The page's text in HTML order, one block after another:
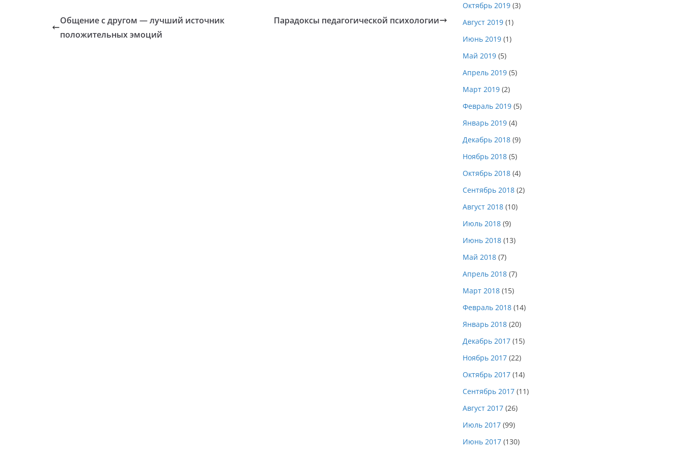
Общение с другом — лучший источник
положительных эмоций
Парадоксы педагогической психологии
Октябрь 2019 (3)
Август 2019 (1)
Июнь 2019 (1)
Май 2019 (5)
Апрель 2019 (5)
Март 2019 (2)
Февраль 2019 (5)
Январь 2019 (4)
Декабрь 2018 (9)
Ноябрь 2018 (5)
Октябрь 2018 (4)
Сентябрь 2018 (2)
Август 2018 (10)
Июль 2018 (9)
Июнь 2018 (13)
Май 2018 (7)
Апрель 2018 (7)
Март 2018 (15)
Февраль 2018 (14)
Январь 2018 (20)
Декабрь 2017 (15)
Ноябрь 2017 (22)
Октябрь 2017 (14)
Сентябрь 2017 (11)
Август 2017 (26)
Июль 2017 (99)
Июнь 2017 (130)